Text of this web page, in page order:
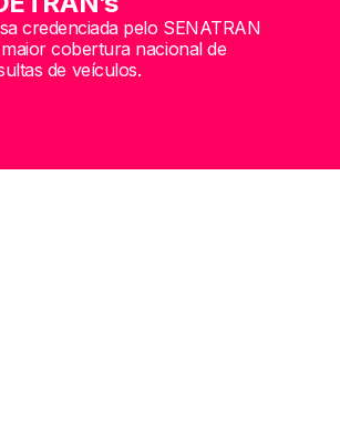
credenciada pelo SENATRAN
cobertura nacional de
de veículos.